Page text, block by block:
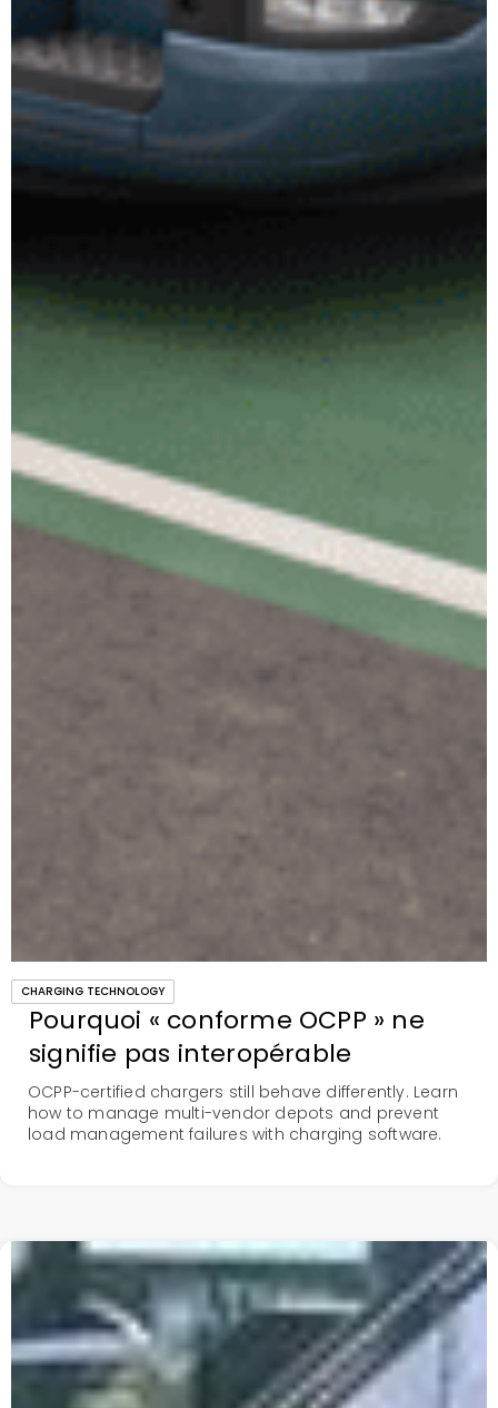
CHARGING TECHNOLOGY
Pourquoi « conforme OCPP » ne
signifie pas interopérable
OCPP-certified chargers still behave differently. Learn
how to manage multi-vendor depots and prevent
load management failures with charging software.